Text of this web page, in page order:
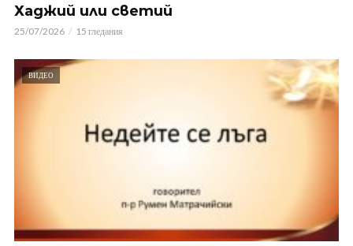
Хаджий или светий
25/07/2026 15 гледания
ВИДЕО